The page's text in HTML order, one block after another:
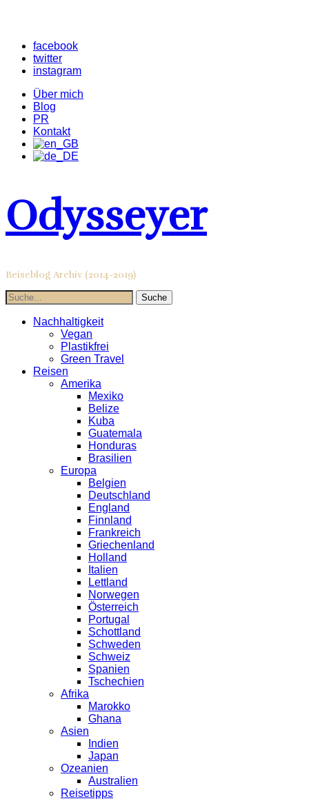
facebook
twitter
instagram
Über mich
Blog
PR
Kontakt
Odysseyer
Reiseblog Archiv (2014-2019)
Nachhaltigkeit
Vegan
Plastikfrei
Green Travel
Reisen
Amerika
Mexiko
Belize
Kuba
Guatemala
Honduras
Brasilien
Europa
Belgien
Deutschland
England
Finnland
Frankreich
Griechenland
Holland
Italien
Lettland
Norwegen
Österreich
Portugal
Schottland
Schweden
Schweiz
Spanien
Tschechien
Afrika
Marokko
Ghana
Asien
Indien
Japan
Ozeanien
Australien
Reisetipps